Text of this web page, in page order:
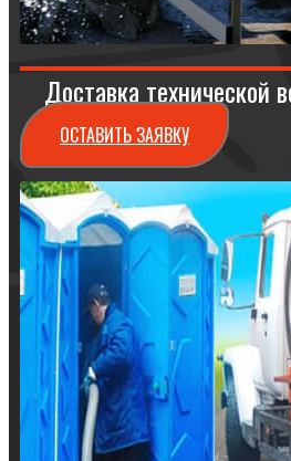
Доставка технической
ОСТАВИТЬ ЗАЯВКУ